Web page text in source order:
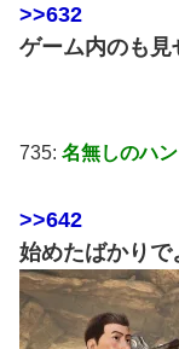
>>632
ゲーム内のも見
735: 名無しのハ
>>642
始めたばかりで